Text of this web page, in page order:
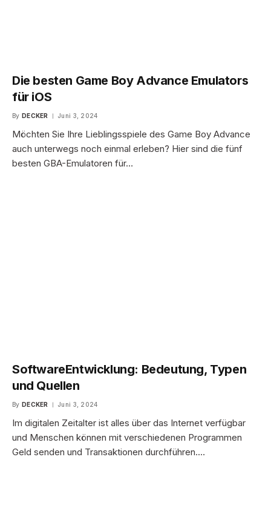
Die besten Game Boy Advance Emulators
für iOS
By DECKER Juni 3, 2024
Möchten Sie Ihre Lieblingsspiele des Game Boy Advance
auch unterwegs noch einmal erleben? Hier sind die fünf
besten GBA-Emulatoren für…
SoftwareEntwicklung: Bedeutung, Typen
und Quellen
By DECKER Juni 3, 2024
Im digitalen Zeitalter ist alles über das Internet verfügbar
und Menschen können mit verschiedenen Programmen
Geld senden und Transaktionen durchführen.…